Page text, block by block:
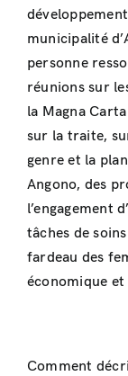
municipalité
personne
réunions sur
la Magna
sur la traite,
genre et la
Angono, des
l’engagement
tâches de
fardeau des
économique
Comment